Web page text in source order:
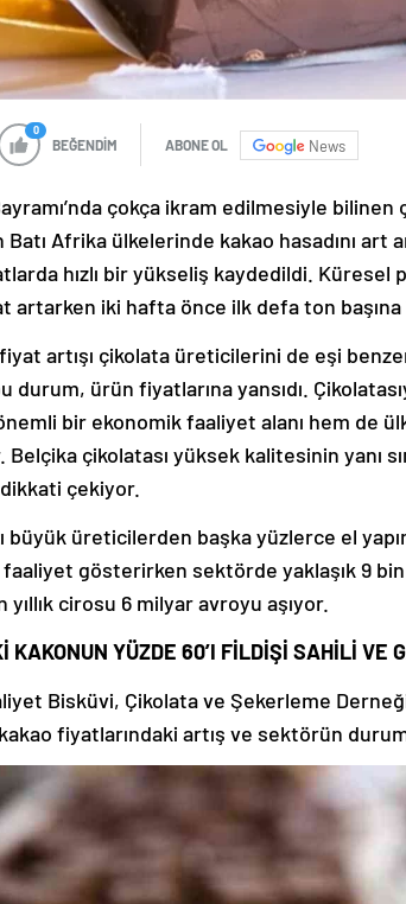
0
BEĞENDİM ABONE OL News
çokça ikram edilmesiyle bilinen
Batı Afrika ülkelerinde kakao hasadını
hızlı bir yükseliş kaydedildi. Küresel
artarken iki hafta önce ilk defa ton başına
artışı çikolata üreticilerini de eşi
durum, ürün fiyatlarına yansıdı.
bir ekonomik faaliyet alanı hem de
Belçika çikolatası yüksek kalitesinin yanı
çekiyor.
büyük üreticilerden başka yüzlerce el
faaliyet gösterirken sektörde yaklaşık 9
cirosu 6 milyar avroyu aşıyor.
KAKONUN YÜZDE 60’I FİLDİŞİ SAHİLİ VE
Bisküvi, Çikolata ve Şekerleme
fiyatlarındaki artış ve sektörün